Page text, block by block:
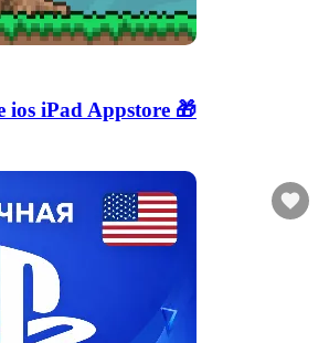
ios iPad Appstore 🎁